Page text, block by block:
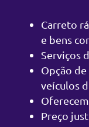
Carreto
e bens
Serviços
Opção
veículos
Preço